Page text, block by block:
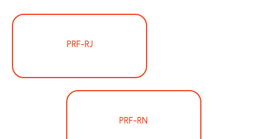
PRF-RJ
PRF-RN